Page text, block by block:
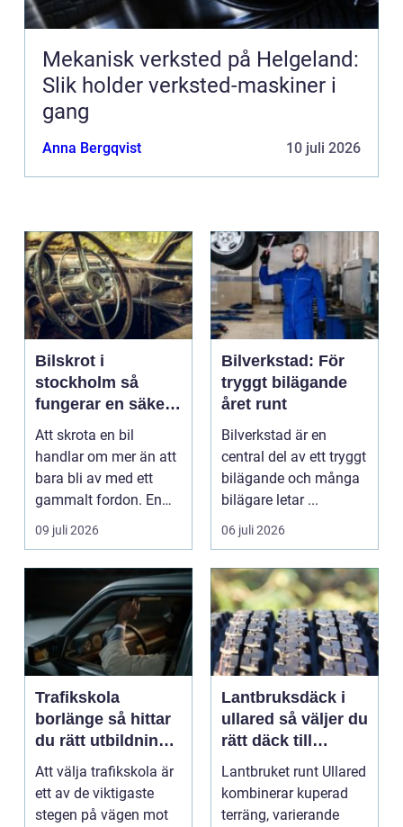
Mekanisk verksted på Helgeland:
Slik holder verksted-maskiner i
gang
Anna Bergqvist 10 juli 2026
Bilskrot i
stockholm så
fungerar en säker
och miljövänlig
skrotning
Att skrota en bil
handlar om mer än att
bara bli av med ett
gammalt fordon. En
genomtänkt skrotning
09 juli 2026
Bilverkstad: För
tryggt bilägande
året runt
Bilverkstad är en
central del av ett tryggt
bilägande och många
bilägare letar ...
06 juli 2026
Trafikskola
borlänge så hittar
du rätt utbildning
till körkortet
Att välja trafikskola är
ett av de viktigaste
stegen på vägen mot
Lantbruksdäck i
ullared så väljer du
rätt däck till
gårdens maskiner
Lantbruket runt Ullared
kombinerar kuperad
terräng, varierande